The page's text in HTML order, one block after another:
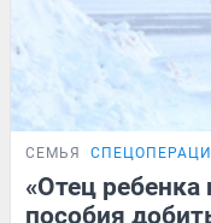
СЕМЬЯ
«Отец ребенка
пособия